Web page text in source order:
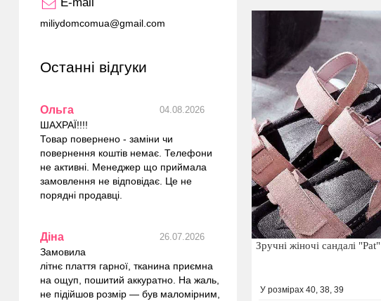
miliydomcomua@gmail.com
Останні відгуки
Ольга 04.08.2026
ШАХРАЇ!!!!
Товар повернено - заміни чи
повернення коштів немає. Телефони
не активні. Менеджер що приймала
замовлення не відповідає. Це не
порядні продавці.
Діна 26.07.2026
Замовила
літнє плаття гарної, тканина приємна
на ощуп, пошитий аккуратно. На жаль,
не підійшов розмір — був маломірним,
Зручні жіночі сандалі "Pat"
У розмірах 40, 38, 39